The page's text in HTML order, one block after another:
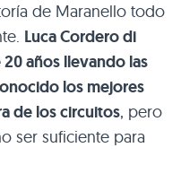
de Maranello todo
Luca Cordero di
años llevando las
los mejores
de los circuitos, pero
ser suficiente para